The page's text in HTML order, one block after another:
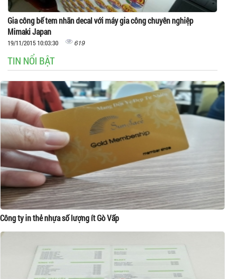
Gia công bế tem nhãn decal với máy gia công chuyên nghiệp
Mimaki Japan
19/11/2015 10:03:30 619
TIN NỔI BẬT
Công ty in thẻ nhựa số lượng ít Gò Vấp